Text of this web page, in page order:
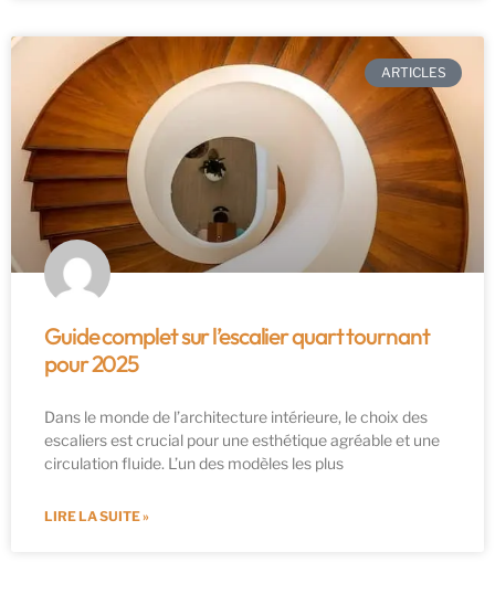
ARTICLES
Guide complet sur l’escalier quart tournant
pour 2025
Dans le monde de l’architecture intérieure, le choix des
escaliers est crucial pour une esthétique agréable et une
circulation fluide. L’un des modèles les plus
LIRE LA SUITE »